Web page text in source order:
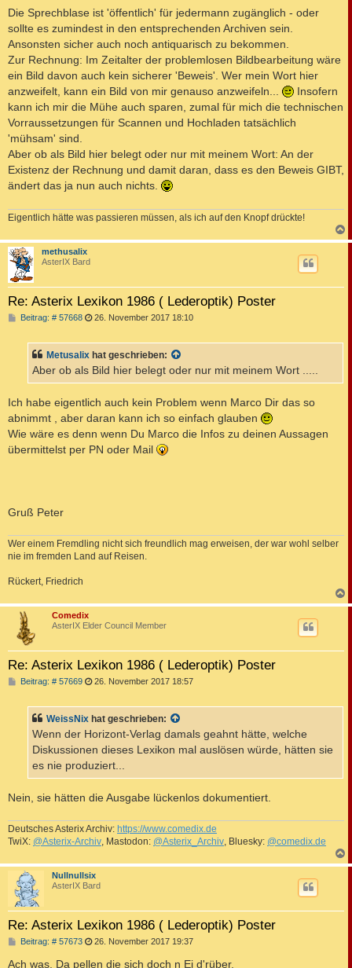
i
r
a
g
Die Sprechblase ist 'öffentlich' für jedermann zugänglich - oder
sollte es zumindest in den entsprechenden Archiven sein.
Ansonsten sicher auch noch antiquarisch zu bekommen.
Zur Rechnung: Im Zeitalter der problemlosen Bildbearbeitung wäre
ein Bild davon auch kein sicherer 'Beweis'. Wer mein Wort hier
anzweifelt, kann ein Bild von mir genauso anzweifeln...
Insofern
kann ich mir die Mühe auch sparen, zumal für mich die technischen
Vorraussetzungen für Scannen und Hochladen tatsächlich
'mühsam' sind.
Aber ob als Bild hier belegt oder nur mit meinem Wort: An der
Existenz der Rechnung und damit daran, dass es den Beweis GIBT,
ändert das ja nun auch nichts.
Eigentlich hätte was passieren müssen, als ich auf den Knopf drückte!
a
methusalix
AsterIX Bard
Re: Asterix Lexikon 1986 ( Lederoptik) Poster
Beitrag: # 57668B
r
a
26. November 2017 18:10
Metusalix hat geschrieben:
Aber ob als Bild hier belegt oder nur mit meinem Wort .....
Ich habe eigentlich auch kein Problem wenn Marco Dir das so
abnimmt , aber daran kann ich so einfach glauben
Wie wäre es denn wenn Du Marco die Infos zu deinen Aussagen
übermittelst per PN oder Mail
Gruß Peter
Wer einem Fremdling nicht sich freundlich mag erweisen, der war wohl selber
nie im fremden Land auf Reisen.
Rückert, Friedrich
a
Comedix
AsterIX Elder Council Member
Re: Asterix Lexikon 1986 ( Lederoptik) Poster
Beitrag: # 57669B
r
a
26. November 2017 18:57
WeissNix hat geschrieben:
Wenn der Horizont-Verlag damals geahnt hätte, welche
Diskussionen dieses Lexikon mal auslösen würde, hätten sie
es nie produziert...
Nein, sie hätten die Ausgabe lückenlos dokumentiert.
Deutsches Asterix Archiv: https://www.comedix.de
TwiX: @Asterix-Archiv, Mastodon: @Asterix_Archiv, Bluesky: @comedix.de
a
Nullnullsix
AsterIX Bard
Re: Asterix Lexikon 1986 ( Lederoptik) Poster
Beitrag: # 57673B
i
26. November 2017 19:37
Ach was. Da pellen die sich doch n Ei d'rüber.